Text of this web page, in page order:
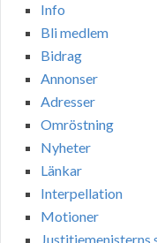
Info
Bli medlem
Bidrag
Annonser
Adresser
Omröstning
Nyheter
Länkar
Interpellation
Motioner
Justitiemenisterns